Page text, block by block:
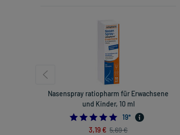
Nasenspray ratiopharm für Erwachsene
und Kinder, 10 ml
19*
3,19 € 5,69 €